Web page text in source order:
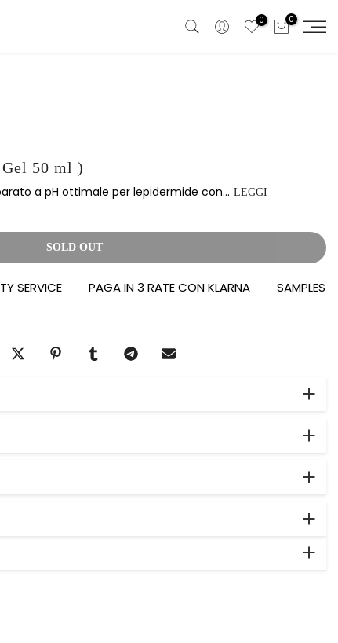
0 0
50 ml )
a pH ottimale per lepidermide con... LEGGI
SOLD OUT
PAGA IN 3 RATE CON KLARNA SAMPLES IN